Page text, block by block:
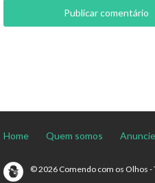
Home Quem somos Anuncie
© 2026 Comendo com os Olhos